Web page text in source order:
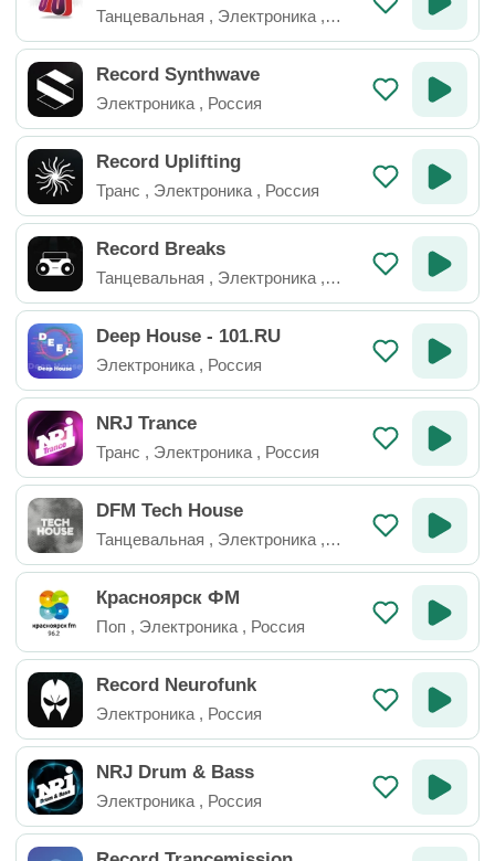
Танцевальная , Электроника ,
Россия
Record Synthwave
Электроника , Россия
Record Uplifting
Транс , Электроника , Россия
Record Breaks
Танцевальная , Электроника ,
Россия
Deep House - 101.RU
Электроника , Россия
NRJ Trance
Транс , Электроника , Россия
DFM Tech House
Танцевальная , Электроника ,
Техно,Россия
Красноярск ФМ
Поп , Электроника , Россия
Record Neurofunk
Электроника , Россия
NRJ Drum & Bass
Электроника , Россия